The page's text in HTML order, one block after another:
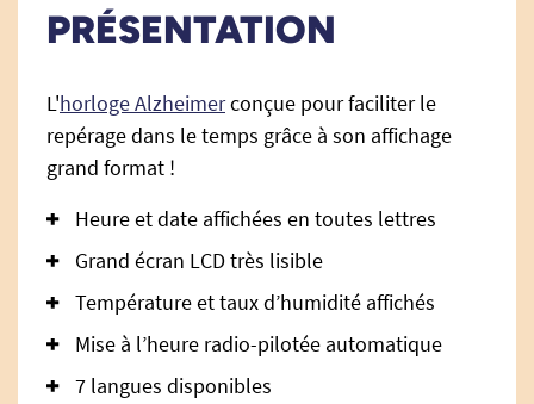
PRÉSENTATION
L'horloge Alzheimerconçue pour faciliter le
repérage dans le temps grâce à son affichage
grand format !
Heure et date affichées en toutes lettres
Grand écran LCD très lisible
Température et taux d’humidité affichés
Mise à l’heure radio-pilotée automatique
7 langues disponibles